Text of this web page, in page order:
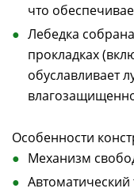
что
Лебедка
прокладках
обуславливает
Особенности
Механизм
Автоматический